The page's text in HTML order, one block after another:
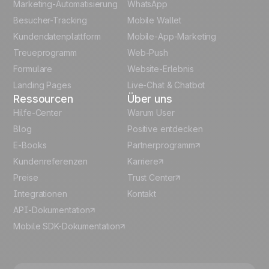
Polish
Español
Marketing-Automatisierung
Besucher-Tracking
Kundendatenplattform
Treueprogramm
Formulare
Landing Pages
WhatsApp
Mobile Wallet
Mobile-App-Marketing
Web-Push
Website-Erlebnis
Live-Chat & Chatbot
Ressourcen
Hilfe-Center
Blog
E-Books
Kundenreferenzen
Preise
Integrationen
API-Dokumentation
Mobile SDK-Dokumentation
Über uns
Warum User
Positive entdecken
Partnerprogramm
Karriere
Trust Center
Kontakt